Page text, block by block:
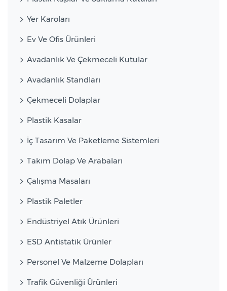
Yer Karoları
Ev Ve Ofis Ürünleri
Avadanlık Ve Çekmeceli Kutular
Avadanlık Standları
Çekmeceli Dolaplar
Plastik Kasalar
İç Tasarım Ve Paketleme Sistemleri
Takım Dolap Ve Arabaları
Çalışma Masaları
Plastik Paletler
Endüstriyel Atık Ürünleri
ESD Antistatik Ürünler
Personel Ve Malzeme Dolapları
Trafik Güvenliği Ürünleri